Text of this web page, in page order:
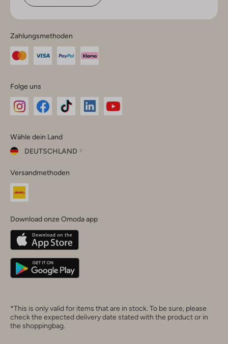
Zahlungsmethoden
Folge uns
Instagram
Facebook
TikTok
Wähle dein Land
DEUTSCHLAND
dein
Land
Belgique(Français)
Deutschland
Versandmethoden
Download onze Omoda app
*This is only valid for items that are in stock. To be sure, please
check the expected delivery date stated with the product or in
the shoppingbag.